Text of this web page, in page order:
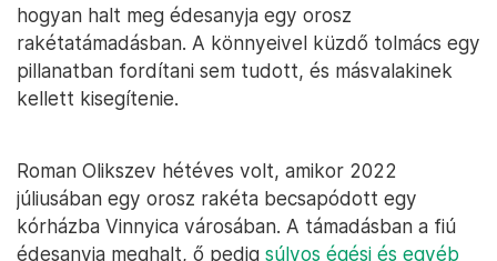
hogyan halt meg édesanyja egy orosz
rakétatámadásban. A könnyeivel küzdő tolmács egy
pillanatban fordítani sem tudott, és másvalakinek
kellett kisegítenie.
Roman Olikszev hétéves volt, amikor 2022
júliusában egy orosz rakéta becsapódott egy
kórházba Vinnyica városában. A támadásban a fiú
édesanyja meghalt, ő pedig súlyos égési és egyéb